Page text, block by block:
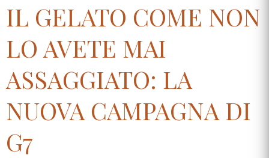
IL GELATO COME NON
LO AVETE MAI
ASSAGGIATO: LA
NUOVA CAMPAGNA DI
G7